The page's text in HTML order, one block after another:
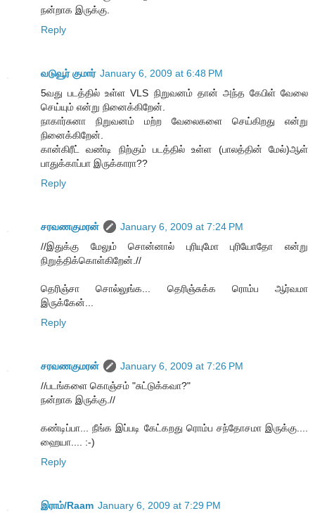
நன்றாக இருக்கு.
Reply
வடுவூர் குமார் January 6, 2009 at 6:48 PM
5வது படத்தில் உள்ள VLS நிறுவனம் தான் அந்த கேபிள் வேலை
செய்யும் என்று நினைக்கிறேன்.
நாகார்சுனா நிறுவனம் மற்ற வேலைகளை செய்கிறது என்று
நினைக்கிறேன்.
கான்கிரீட் வண்டி நிற்கும் படத்தில் உள்ள (பாலத்தின் மேல்)ஆள்
பாதுக்காப்பா இருக்காரா??
Reply
சரவணகுமரன்
January 6, 2009 at 7:24 PM
//இதுக்கு மேலும் சொன்னால் புரியுமோ புரியோதோ என்று
நிறுத்திக்கொள்கிறேன்.//
தெரிஞ்சா சொல்லுங்க... தெரிஞ்சுக்க ரொம்ப ஆர்வமா
இருக்கேன்...
Reply
சரவணகுமரன்
January 6, 2009 at 7:26 PM
//படங்களை கொஞ்சம் "சுட்டுக்கவா?"
நன்றாக இருக்கு.//
கண்டிப்பா... நீங்க இப்படி கேட்கறது ரொம்ப சந்தோசமா இருக்கு....
ஹையா.... :-)
Reply
இராம்/Raam January 6, 2009 at 7:29 PM